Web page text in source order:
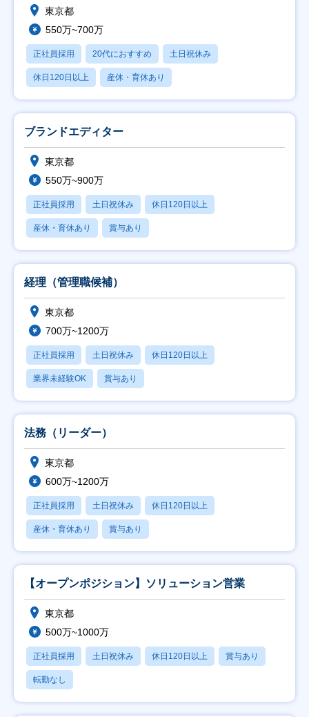
東京都
550万~700万
正社員採用 20代におすすめ 土日祝休み
休日120日以上 産休・育休あり
ブランドエディター
東京都
550万~900万
正社員採用 土日祝休み 休日120日以上
産休・育休あり 賞与あり
経理（管理職候補）
東京都
700万~1200万
正社員採用 土日祝休み 休日120日以上
業界未経験OK 賞与あり
法務（リーダー）
東京都
600万~1200万
正社員採用 土日祝休み 休日120日以上
産休・育休あり 賞与あり
【オープンポジション】ソリューション営業
東京都
500万~1000万
正社員採用 土日祝休み 休日120日以上 賞与あり
転勤なし